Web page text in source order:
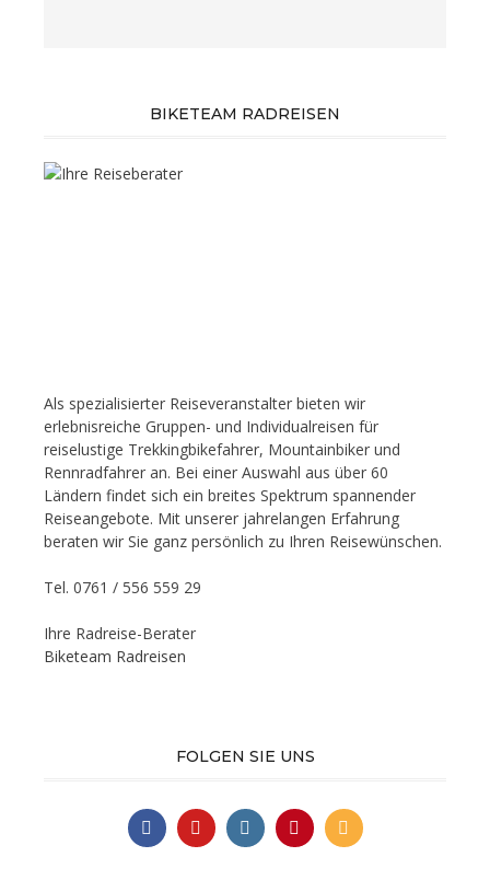
BIKETEAM RADREISEN
Als spezialisierter Reiseveranstalter bieten wir
erlebnisreiche Gruppen- und Individualreisen für
reiselustige Trekkingbikefahrer, Mountainbiker und
Rennradfahrer an. Bei einer Auswahl aus über 60
Ländern findet sich ein breites Spektrum spannender
Reiseangebote. Mit unserer jahrelangen Erfahrung
beraten wir Sie ganz persönlich zu Ihren Reisewünschen.
Tel. 0761 / 556 559 29
Ihre Radreise-Berater
Biketeam Radreisen
FOLGEN SIE UNS